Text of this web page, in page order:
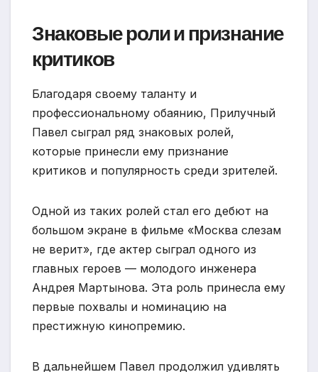
Знаковые роли и признание
критиков
Благодаря своему таланту и
профессиональному обаянию, Прилучный
Павел сыграл ряд знаковых ролей,
которые принесли ему признание
критиков и популярность среди зрителей.
Одной из таких ролей стал его дебют на
большом экране в фильме «Москва слезам
не верит», где актер сыграл одного из
главных героев — молодого инженера
Андрея Мартынова. Эта роль принесла ему
первые похвалы и номинацию на
престижную кинопремию.
В дальнейшем Павел продолжил удивлять